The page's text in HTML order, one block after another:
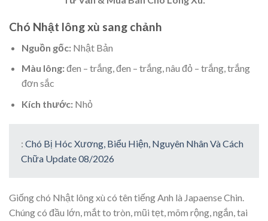
Chó Nhật lông xù sang chảnh
Nguồn gốc:Nhật Bản
Màu lông:đen – trắng, đen – trắng, nâu đỏ – trắng, trắng
đơn sắc
Kích thước:Nhỏ
: Chó Bị Hóc Xương, Biểu Hiện, Nguyên Nhân Và Cách
Chữa Update 08/2026
Giống chó Nhật lông xù có tên tiếng Anh là Japaense Chin.
Chúng có đầu lớn, mắt to tròn, mũi tẹt, mõm rộng, ngắn, tai